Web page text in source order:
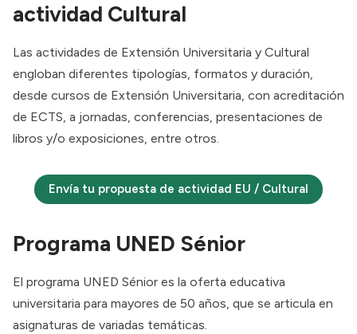
actividad Cultural
Las actividades de Extensión Universitaria y Cultural
engloban diferentes tipologías, formatos y duración,
desde cursos de Extensión Universitaria, con acreditación
de ECTS, a jornadas, conferencias, presentaciones de
libros y/o exposiciones, entre otros.
Envía tu propuesta de actividad EU / Cultural
Programa UNED Sénior
El programa UNED Sénior es la oferta educativa
universitaria para mayores de 50 años, que se articula en
asignaturas de variadas temáticas.